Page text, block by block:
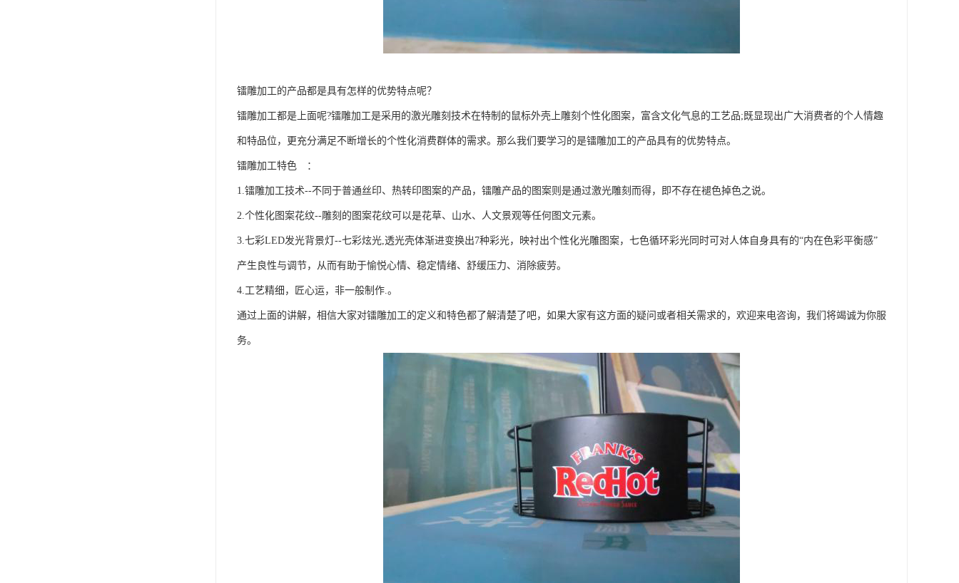
镭雕加工的产品都是具有怎样的优势特点呢？
镭雕加工都是上面呢?镭雕加工是采用的激光雕刻技术在特制的鼠标外壳上雕刻个性化图案，富含文化气息的工艺品;既显现出广大消费者的个人情趣
和特品位，更充分满足不断增长的个性化消费群体的需求。那么我们要学习的是镭雕加工的产品具有的优势特点。
镭雕加工特色 ：
1.镭雕加工技术--不同于普通丝印、热转印图案的产品，镭雕产品的图案则是通过激光雕刻而得，即不存在褪色掉色之说。
2.个性化图案花纹--雕刻的图案花纹可以是花草、山水、人文景观等任何图文元素。
3.七彩LED发光背景灯--七彩炫光,透光壳体渐进变换出7种彩光，映衬出个性化光雕图案，七色循环彩光同时可对人体自身具有的“内在色彩平衡感”
产生良性与调节，从而有助于愉悦心情、稳定情绪、舒缓压力、消除疲劳。
4.工艺精细，匠心运，非一般制作.。
通过上面的讲解，相信大家对镭雕加工的定义和特色都了解清楚了吧，如果大家有这方面的疑问或者相关需求的，欢迎来电咨询，我们将竭诚为你服
务。